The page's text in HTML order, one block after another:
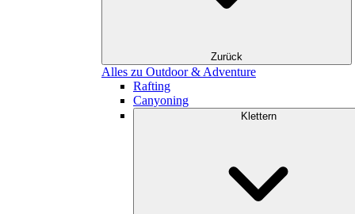
Zurück
Alles zu Outdoor & Adventure
Rafting
Canyoning
Klettern